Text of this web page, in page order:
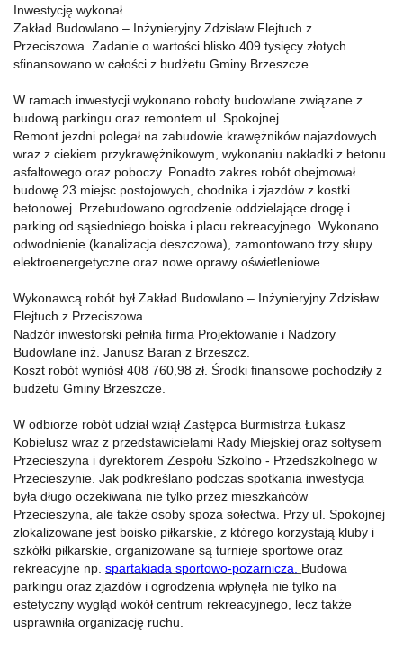
Inwestycję wykonał
Zakład Budowlano – Inżynieryjny Zdzisław Flejtuch z
Przeciszowa. Zadanie o wartości blisko 409 tysięcy złotych
sfinansowano w całości z budżetu Gminy Brzeszcze.
W ramach inwestycji wykonano roboty budowlane związane z
budową parkingu oraz remontem ul. Spokojnej.
Remont jezdni polegał na zabudowie krawężników najazdowych
wraz z ciekiem przykrawężnikowym, wykonaniu nakładki z betonu
asfaltowego oraz poboczy. Ponadto zakres robót obejmował
budowę 23 miejsc postojowych, chodnika i zjazdów z kostki
betonowej. Przebudowano ogrodzenie oddzielające drogę i
parking od sąsiedniego boiska i placu rekreacyjnego. Wykonano
odwodnienie (kanalizacja deszczowa), zamontowano trzy słupy
elektroenergetyczne oraz nowe oprawy oświetleniowe.
Wykonawcą robót był Zakład Budowlano – Inżynieryjny Zdzisław
Flejtuch z Przeciszowa.
Nadzór inwestorski pełniła firma Projektowanie i Nadzory
Budowlane inż. Janusz Baran z Brzeszcz.
Koszt robót wyniósł 408 760,98‬ zł. Środki finansowe pochodziły z
budżetu Gminy Brzeszcze.
W odbiorze robót udział wziął Zastępca Burmistrza Łukasz
Kobielusz wraz z przedstawicielami Rady Miejskiej oraz sołtysem
Przecieszyna i dyrektorem Zespołu Szkolno - Przedszkolnego w
Przecieszynie. Jak podkreślano podczas spotkania inwestycja
była długo oczekiwana nie tylko przez mieszkańców
Przecieszyna, ale także osoby spoza sołectwa. Przy ul. Spokojnej
zlokalizowane jest boisko piłkarskie, z którego korzystają kluby i
szkółki piłkarskie, organizowane są turnieje sportowe oraz
rekreacyjne np. spartakiada sportowo-pożarnicza. Budowa
parkingu oraz zjazdów i ogrodzenia wpłynęła nie tylko na
estetyczny wygląd wokół centrum rekreacyjnego, lecz także
usprawniła organizację ruchu.